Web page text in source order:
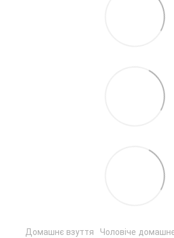
Домашнє взуття Чоловіче